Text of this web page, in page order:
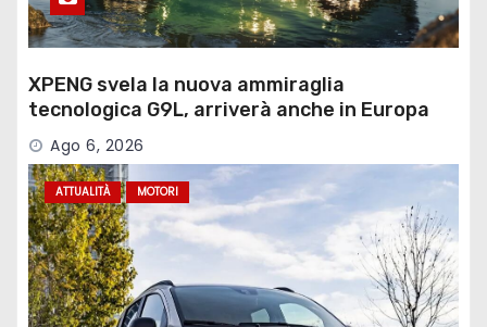
XPENG svela la nuova ammiraglia
tecnologica G9L, arriverà anche in Europa
Ago 6, 2026
ATTUALITÀ MOTORI